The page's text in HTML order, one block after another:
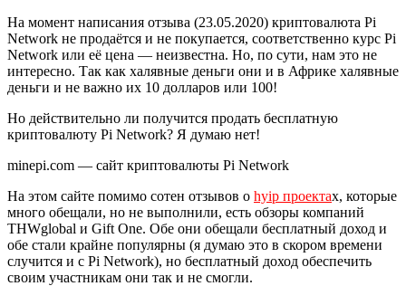
На момент написания отзыва (23.05.2020) криптовалюта Pi
Network не продаётся и не покупается, соответственно курс Pi
Network или её цена — неизвестна. Но, по сути, нам это не
интересно. Так как халявные деньги они и в Африке халявные
деньги и не важно их 10 долларов или 100!
Но действительно ли получится продать бесплатную
криптовалюту Pi Network? Я думаю нет!
minepi.com — сайт криптовалюты Pi Network
На этом сайте помимо сотен отзывов о hyip проектах, которые
много обещали, но не выполнили, есть обзоры компаний
THWglobal и Gift One. Обе они обещали бесплатный доход и
обе стали крайне популярны (я думаю это в скором времени
случится и с Pi Network), но бесплатный доход обеспечить
своим участникам они так и не смогли.